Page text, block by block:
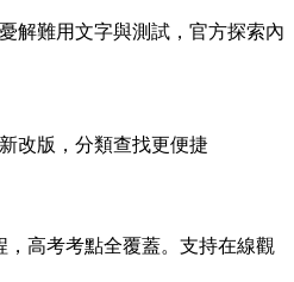
解難用文字與測試，官方探索內
改版，分類查找更便捷
高考考點全覆蓋。支持在線觀